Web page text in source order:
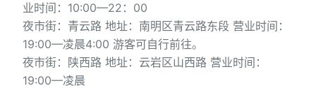
业时间：10:00—22：00
夜市街：青云路 地址：南明区青云路东段 营业时间：
19:00—凌晨4:00 游客可自行前往。
夜市街：陕西路 地址：云岩区山西路 营业时间：
19:00—凌晨